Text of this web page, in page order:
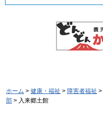
ホーム > 健康・福祉 > 障害者福祉 >
部 > 入来郷土館